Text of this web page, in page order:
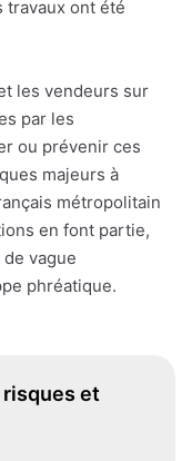
travaux ont été
les vendeurs sur
par les
ou prévenir ces
majeurs à
métropolitain
en font partie,
vague
phréatique.
risques et